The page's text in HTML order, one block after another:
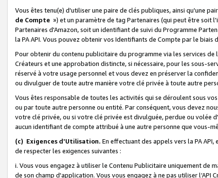
Vous êtes tenu(e) d'utiliser une paire de clés publiques, ainsi qu'une
de Compte ») et un paramètre de tag Partenaires (qui peut être soit
Partenaires d'Amazon, soit un identifiant de suivi du Programme
la PA API. Vous pouvez obtenir vos Identifiants de Compte par le biais
Pour obtenir du contenu publicitaire du programme via les services
Créateurs et une approbation distincte, si nécessaire, pour les sous-
réservé à votre usage personnel et vous devez en préserver la
ou divulguer de toute autre manière votre clé privée à toute autre
Vous êtes responsable de toutes les activités qui se déroulent sous
ou par toute autre personne ou entité. Par conséquent, vous devez
votre clé privée, ou si votre clé privée est divulguée, perdue ou volée
aucun identifiant de compte attribué à une autre personne que vous-
(c) Exigences d'Utilisation. En effectuant des appels vers la PA
de respecter les exigences suivantes :
i. Vous vous engagez à utiliser le Contenu Publicitaire uniquement de
de son champ d'application. Vous vous engagez à ne pas utiliser l’API